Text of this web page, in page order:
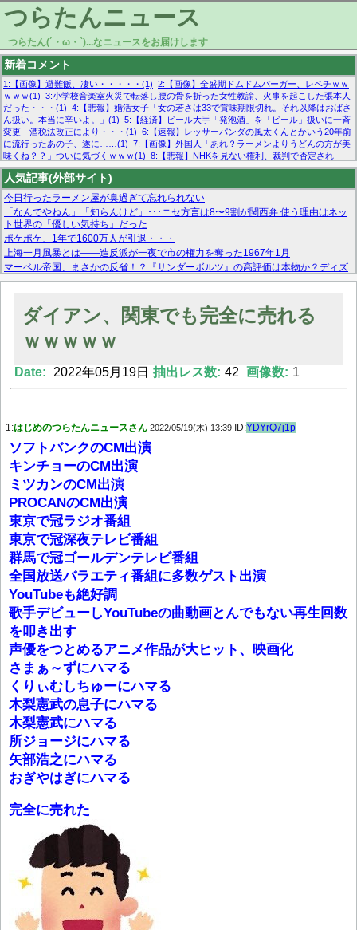
つらたんニュース
つらたん(´・ω・`)...なニュースをお届けします
新着コメント
1:【画像】避難飯、凄い・・・・・(1) 2:【画像】全盛期ドムドムバーガー、レベチｗｗ
ｗｗｗ(1) 3:小学校音楽室火災で転落し腰の骨を折った女性教諭、火事を起こした張本人
だった・・・(1) 4:【悲報】婚活女子「女の若さは33で賞味期限切れ。それ以降はおばさ
ん扱い。本当に辛いよ。」(1) 5:【経済】ビール大手「発泡酒」を「ビール」扱いに一斉
変更 酒税法改正により・・・(1) 6:【速報】レッサーパンダの風太くんとかいう20年前
に流行ったあの子、遂に……(1) 7:【画像】外国人「あれ？ラーメンよりうどんの方が美
味くね？？」ついに気づくｗｗｗ(1) 8:【悲報】NHKを見ない権利、裁判で否定され
る・・・(1) 9:欧州委員長「原発縮小は間違いでした」(1) 10:【悲報】日本企業の人手不
足、限界突破 52%「正社員も足りてません…」(1)
人気記事(外部サイト)
今日行ったラーメン屋が臭過ぎて忘れられない
「なんでやねん」「知らんけど」･･･ニセ方言は8〜9割が関西弁 使う理由はネッ
ト世界の「優しい気持ち」だった
ポケポケ、1年で1600万人が引退・・・
上海一月風暴とは——造反派が一夜で市の権力を奪った1967年1月
マーベル帝国、まさかの反省！？『サンダーボルツ』の高評価は本物か？ディズ
ニーCEOの「量より質」宣言の裏で渦巻くファンの本音とMCUの未来を徹底考
【モー娘。石田亜佑美】ファーストテイク出演も新規獲得ならず？北川莉央が1
ダイアン、関東でも完全に売れる
ｗｗｗｗｗ
Date: 2022年05月19日 抽出レス数: 42 画像数: 1
1:はじめのつらたんニュースさん 2022/05/19(木) 13:39 ID:YDYrQ7j1p
ソフトバンクのCM出演
キンチョーのCM出演
ミツカンのCM出演
PROCANのCM出演
東京で冠ラジオ番組
東京で冠深夜テレビ番組
群馬で冠ゴールデンテレビ番組
全国放送バラエティ番組に多数ゲスト出演
YouTubeも絶好調
歌手デビューしYouTubeの曲動画とんでもない再生回数
を叩き出す
声優をつとめるアニメ作品が大ヒット、映画化
さまぁ～ずにハマる
くりぃむしちゅーにハマる
木梨憲武の息子にハマる
木梨憲武にハマる
所ジョージにハマる
矢部浩之にハマる
おぎやはぎにハマる
完全に売れた